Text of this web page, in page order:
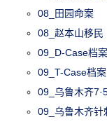
08_田园命案
08_赵本山移民
09_D-Case档案
09_T-Case档案
09_乌鲁木齐
09_乌鲁木齐针